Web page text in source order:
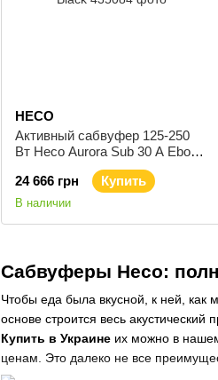
Сабвуферы Heco:
Чтобы еда была вкусной, к ней, как
основе строится весь акустический
Купить в Украине их можно в
ценам. Это далеко не все
HECO
Активный сабвуфер 125-250
Вт Heco Aurora Sub 30 A Ebony
24 666 грн
Купить
В наличии